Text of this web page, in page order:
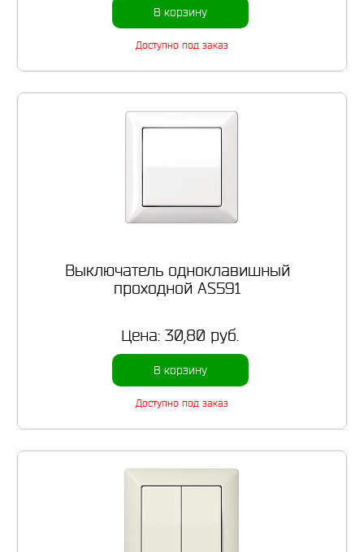
В корзину
Доступно под заказ
Выключатель одноклавишный
проходной AS591
Цена: 30,80 руб.
В корзину
Доступно под заказ